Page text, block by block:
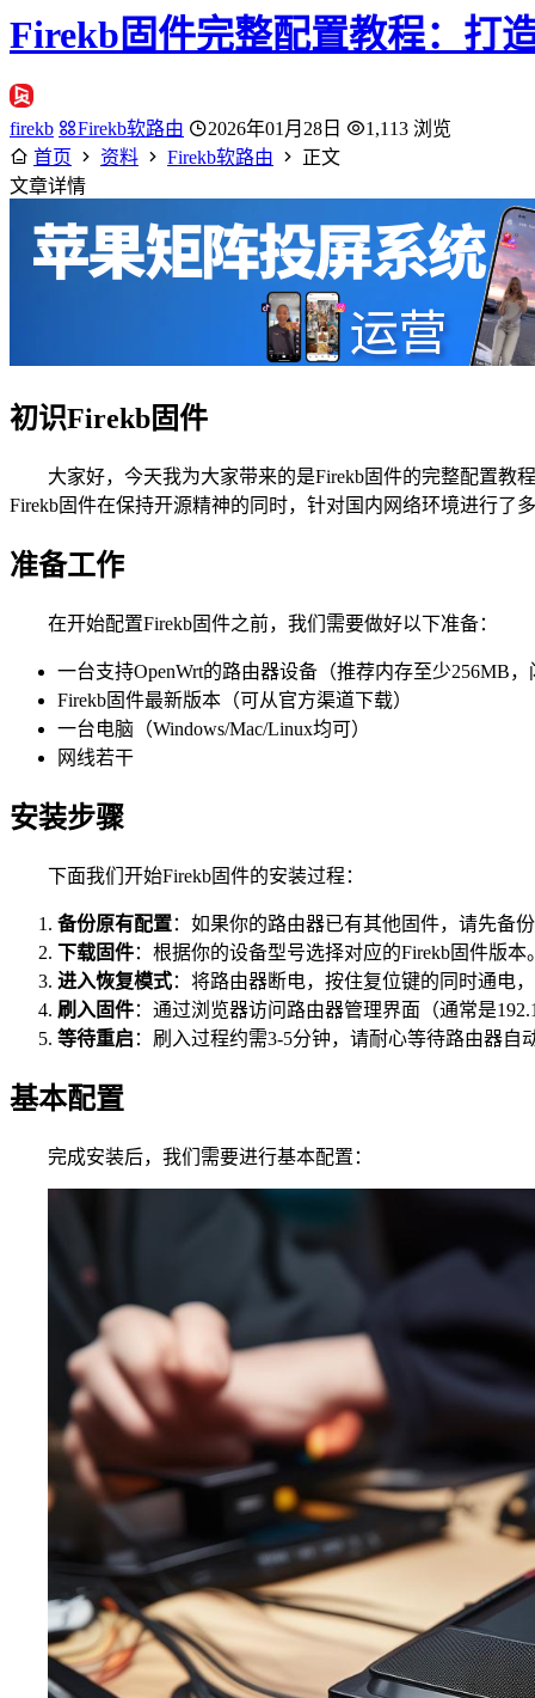
Firekb固件完整配置教程：打
firekb Firekb软路由 2026年01月28日
1,113 浏览
首页
资料 Firekb软路由
正文
文章详情
初识Firekb固件
大家好，今天我为大家带来的是Firekb固件的完整配置教
Firekb固件在保持开源精神的同时，针对国内网络环境进行了
准备工作
在开始配置Firekb固件之前，我们需要做好以下准备：
一台支持OpenWrt的路由器设备（推荐内存至少256MB
Firekb固件最新版本（可从官方渠道下载）
一台电脑（Windows/Mac/Linux均可）
网线若干
安装步骤
下面我们开始Firekb固件的安装过程：
备份原有配置：如果你的路由器已有其他固件，请先备
下载固件：根据你的设备型号选择对应的Firekb固件版本
进入恢复模式：将路由器断电，按住复位键的同时通电
刷入固件：通过浏览器访问路由器管理界面（通常是
等待重启 ：刷入过程约需3-5分钟，请耐心等待路由器自
基本配置
完成安装后，我们需要进行基本配置：